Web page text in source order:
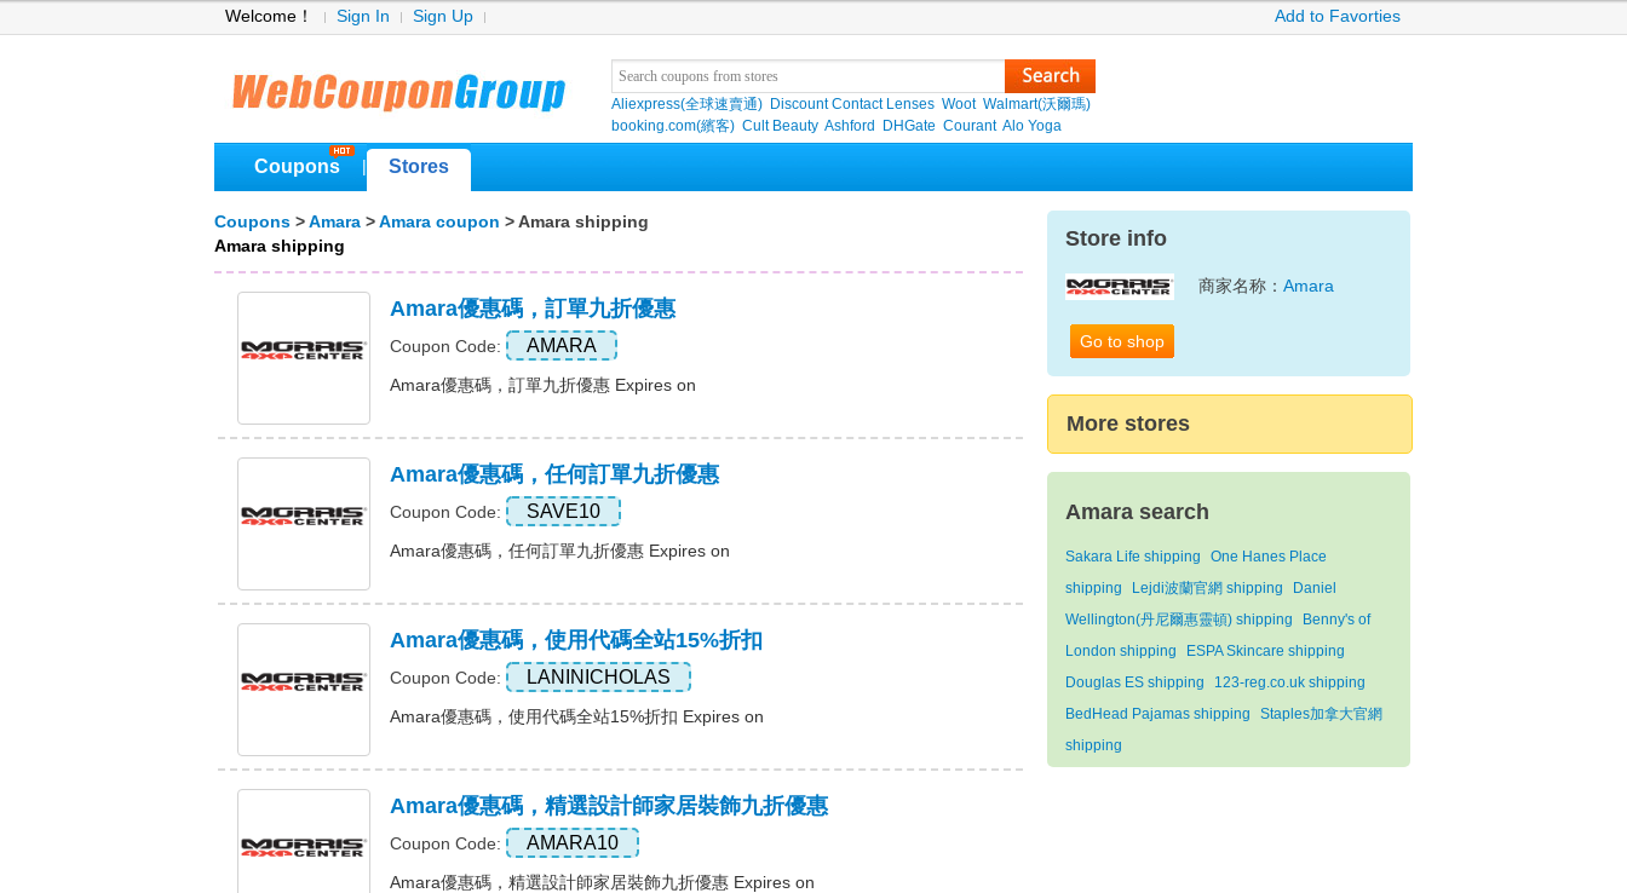
Welcome！ Sign In Sign Up Add to Favorties
Aliexpress(全球速賣通) Discount Contact Lenses Woot Walmart(沃爾瑪)
booking.com(繽客) Cult Beauty Ashford DHGate Courant Alo Yoga
Coupons Stores
Coupons > Amara > Amara coupon > Amara shipping
Amara shipping
Amara優惠碼，訂單九折優惠
Coupon Code: AMARA
Amara優惠碼，訂單九折優惠 Expires on
Amara優惠碼，任何訂單九折優惠
Coupon Code: SAVE10
Amara優惠碼，任何訂單九折優惠 Expires on
Amara優惠碼，使用代碼全站15%折扣
Coupon Code: LANINICHOLAS
Amara優惠碼，使用代碼全站15%折扣 Expires on
Amara優惠碼，精選設計師家居裝飾九折優惠
Coupon Code: AMARA10
Amara優惠碼，精選設計師家居裝飾九折優惠 Expires on
Store info
Go to shop
商家名称： Amara
More stores
Amara search
Sakara Life shipping
One Hanes Place
shipping
Lejdi波蘭官網 shipping
Daniel
Wellington(丹尼爾惠靈頓) shipping
Benny's of
London shipping
ESPA Skincare shipping
Douglas ES shipping
123-reg.co.uk shipping
BedHead Pajamas shipping
Staples加拿大官網
shipping